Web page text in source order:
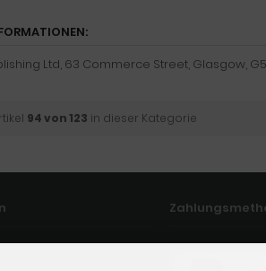
Ltd, 63 Commerce Street, Glasgow,
94 von 123 in dieser Kategorie